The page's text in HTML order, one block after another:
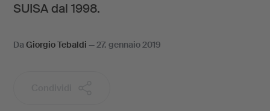
SUISA dal 1998.
DaGiorgio Tebaldi —27. gennaio 2019